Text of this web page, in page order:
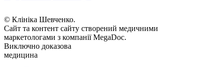
© Клініка Шевченко.
Сайт та контент сайту створений медичними
маркетологами з компанії MegaDoc.
Виключно доказова
медицина